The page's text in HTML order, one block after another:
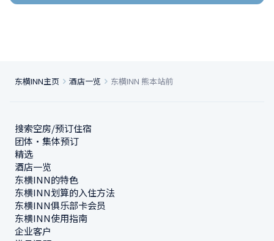
东横INN主页 酒店一览 东横INN 熊本站前
搜索空房/预订住宿
团体・集体预订
精选
酒店一览
东横INN的特色
东横INN划算的入住方法
东横INN俱乐部卡会员
东横INN使用指南
企业客户